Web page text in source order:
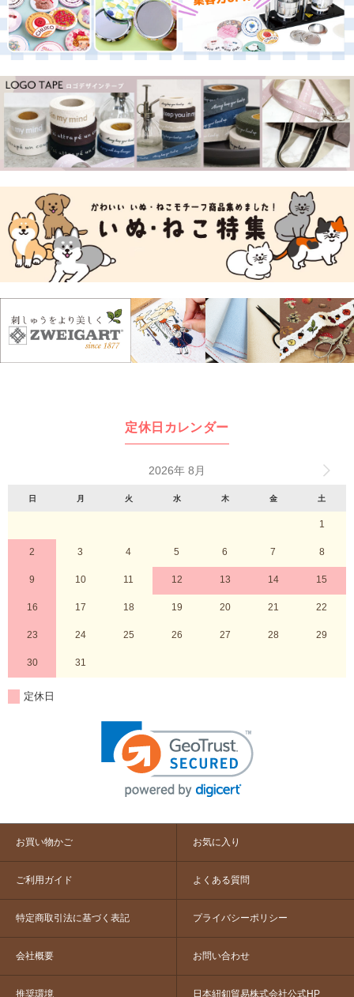
定休日カレンダー
2026年 8月
日 月 火 水 木 金 土
1
2 3 4 5 6 7 8
9 10 11 12 13 14 15
16 17 18 19 20 21 22
23 24 25 26 27 28 29
30 31
定休日
お買い物かご お気に入り
ご利用ガイド よくある質問
特定商取引法に基づく表記 プライバシーポリシー
会社概要 お問い合わせ
推奨環境 日本紐釦貿易株式会社公式HP